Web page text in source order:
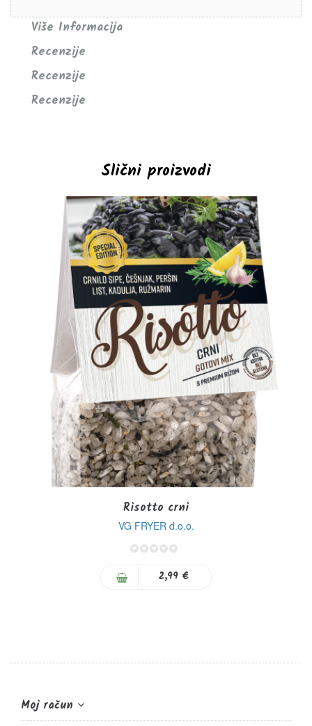
Više Informacija
Recenzije
Recenzije
Recenzije
Slični proizvodi
Risotto crni
VG FRYER d.o.o.
2,99 €
Moj račun